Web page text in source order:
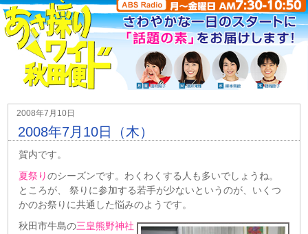
2008年7月10日
2008年7月10日（木）
賀内です。
夏祭りのシーズンです。わくわくする人も多いでしょうね。
ところが、 祭りに参加する若手が少ないというのが、いくつ
かのお祭りに共通した悩みのようです。
秋田市牛島の三皇熊野神社